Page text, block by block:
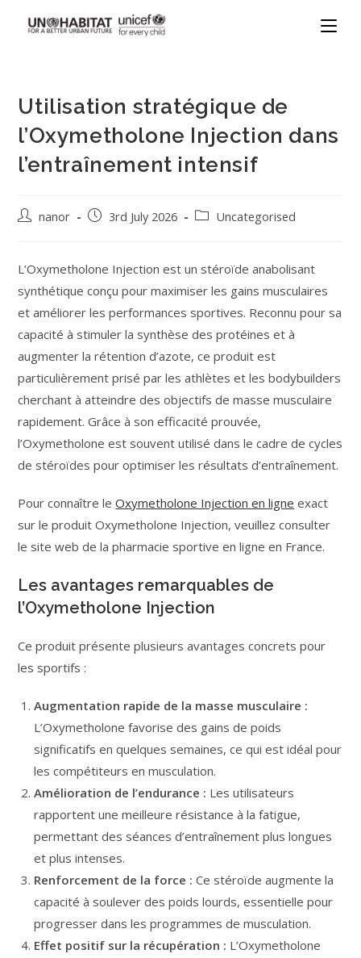
Utilisation stratégique de
l’Oxymetholone Injection dans
l’entraînement intensif
nanor 3rd July 2026 Uncategorised
L’Oxymetholone Injection est un stéroïde anabolisant
synthétique conçu pour maximiser les gains musculaires
et améliorer les performances sportives. Reconnu pour sa
capacité à stimuler la synthèse des protéines et à
augmenter la rétention d’azote, ce produit est
particulièrement prisé par les athlètes et les bodybuilders
cherchant à atteindre des objectifs de masse musculaire
rapidement. Grâce à son efficacité prouvée,
l’Oxymetholone est souvent utilisé dans le cadre de cycles
de stéroïdes pour optimiser les résultats d’entraînement.
Pour connaître leOxymetholone Injection en ligne exact
sur le produit Oxymetholone Injection, veuillez consulter
le site web de la pharmacie sportive en ligne en France.
Les avantages remarquables de
l’Oxymetholone Injection
Ce produit présente plusieurs avantages concrets pour
les sportifs :
Augmentation rapide de la masse musculaire :
L’Oxymetholone favorise des gains de poids
significatifs en quelques semaines, ce qui est idéal pour
les compétiteurs en musculation.
Amélioration de l’endurance : Les utilisateurs
rapportent une meilleure résistance à la fatigue,
permettant des séances d’entraînement plus longues
et plus intenses.
Renforcement de la force : Ce stéroïde augmente la
capacité à soulever des poids lourds, essentielle pour
progresser dans les programmes de musculation.
Effet positif sur la récupération : L’Oxymetholone